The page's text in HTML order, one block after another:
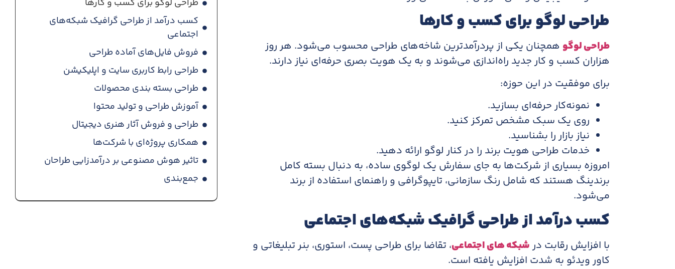
طراحی لوگو برای کسب و کارها
طراحی لوگو همچنان یکی از پردرآمدترین شاخه‌های طراحی محسوب می‌شود. هر روز
هزاران کسب و کار جدید راه‌اندازی می‌شوند و به یک هویت بصری حرفه‌ای نیاز دارند.
برای موفقیت در این حوزه:
نمونه‌کار حرفه‌ای بسازید.
روی یک سبک مشخص تمرکز کنید.
نیاز بازار را بشناسید.
خدمات طراحی هویت برند را در کنار لوگو ارائه دهید.
امروزه بسیاری از شرکت‌ها به جای سفارش یک لوگوی ساده، به دنبال بسته کامل
برندینگ هستند که شامل رنگ سازمانی، تایپوگرافی و راهنمای استفاده از برند
می‌شود.
کسب درآمد از طراحی گرافیک شبکه‌های اجتماعی
با افزایش رقابت درشبکه های اجتماعی، تقاضا برای طراحی پست، استوری، بنر تبلیغاتی و
کاور ویدئو به شدت افزایش یافته است.
طراحی لوگو برای کسب و کارها
کسب درآمد از طراحی گرافیک شبکه‌های
اجتماعی
فروش فایل‌های آماده طراحی
طراحی رابط کاربری سایت و اپلیکیشن
طراحی بسته بندی محصولات
آموزش طراحی و تولید محتوا
طراحی و فروش آثار هنری دیجیتال
همکاری پروژه‌ای با شرکت‌ها
تاثیر هوش مصنوعی بر درآمدزایی طراحان
جمع‌بندی